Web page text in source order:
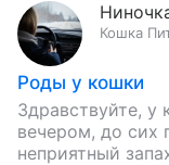
Кошка
Роды у кошки
Здравствуйте,
вечером, до сих
неприятный